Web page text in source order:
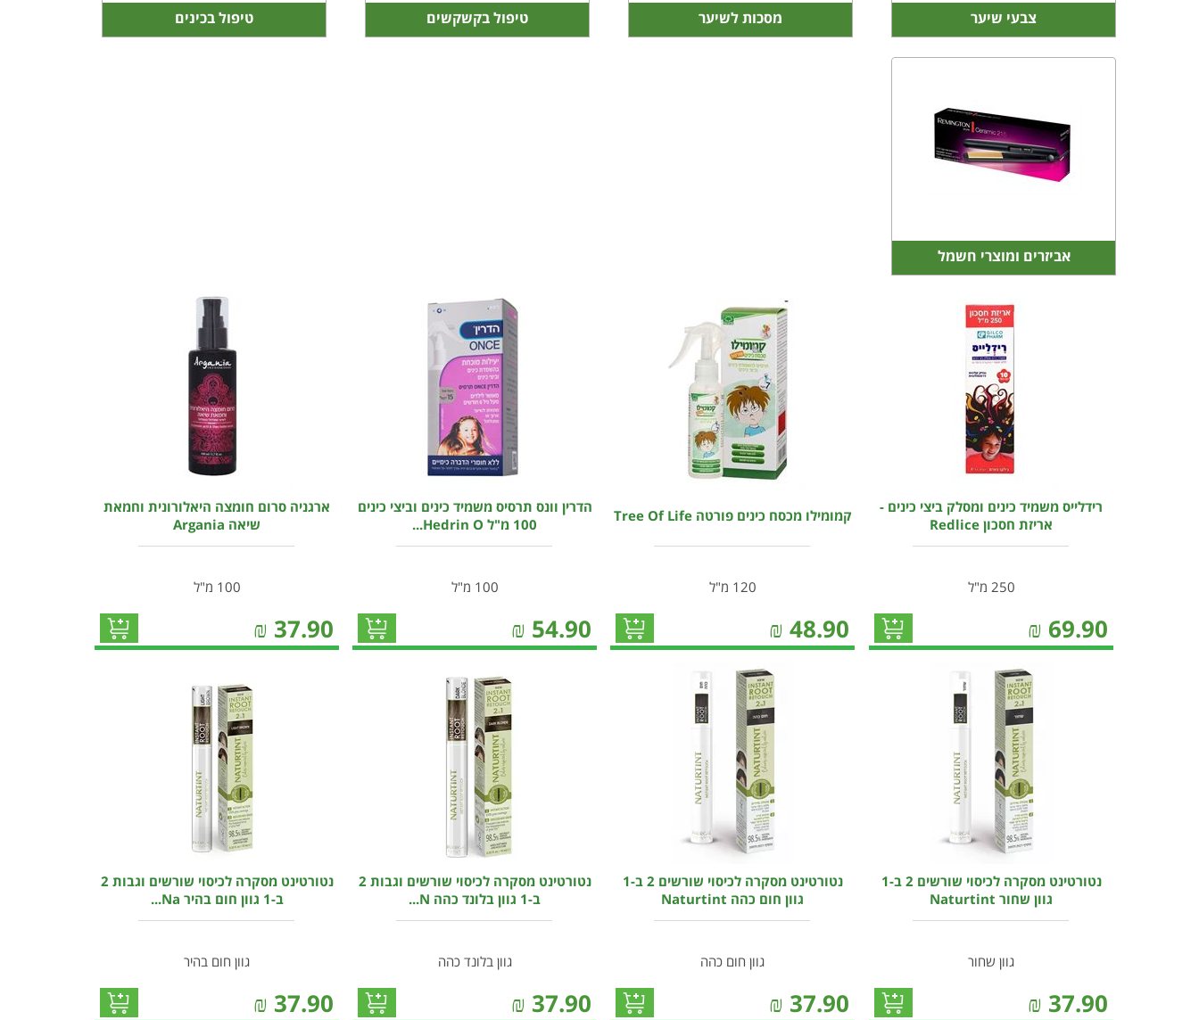
צבעי שיער מסכות לשיער טיפול בקשקשים טיפול בכינים
אביזרים ומוצרי חשמל
רידלייס משמיד כינים ומסלק ביצי כינים -
אריזת חסכון Redlice
250 מ"ל
69.90
₪
קמומילו מכסח כינים פורטה Tree Of Life
120 מ"ל
48.90
₪
הדרין וונס תרסיס משמיד כינים וביצי כינים
100 מ"ל Hedrin O...
100 מ"ל
54.90
₪
ארגניה סרום חומצה היאלורונית וחמאת
שיאה Argania
100 מ"ל
37.90
₪
נטורטינט מסקרה לכיסוי שורשים 2 ב-1
גוון שחור Naturtint
גוון שחור
37.90
₪
נטורטינט מסקרה לכיסוי שורשים 2 ב-1
גוון חום כהה Naturtint
גוון חום כהה
37.90
₪
נטורטינט מסקרה לכיסוי שורשים וגבות 2
ב-1 גוון בלונד כהה N...
גוון בלונד כהה
37.90
₪
נטורטינט מסקרה לכיסוי שורשים וגבות 2
ב-1 גוון חום בהיר Na...
גוון חום בהיר
37.90
₪